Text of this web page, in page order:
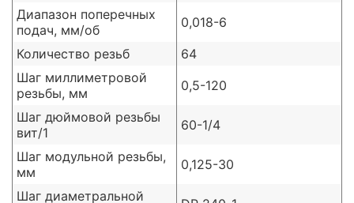
Диапазон поперечных
подач, мм/об
0,018-6
Количество резьб
64
Шаг миллиметровой
резьбы, мм
0,5-120
Шаг дюймовой резьбы
вит/1
60-1/4
Шаг модульной резьбы,
мм
0,125-30
Шаг диаметральной